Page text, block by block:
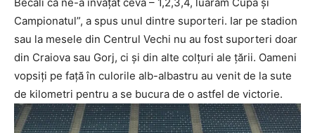
Campionatul”, a spus unul dintre suporteri. Iar pe stadion
sau la mesele din Centrul Vechi nu au fost suporteri doar
din Craiova sau Gorj, ci și din alte colțuri ale țării. Oameni
vopsiți pe față în culorile alb-albastru au venit de la sute
de kilometri pentru a se bucura de o astfel de victorie.